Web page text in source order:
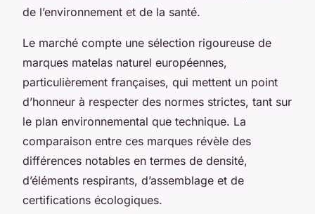
de l’environnement et de la santé.
Le marché compte une sélection rigoureuse de
marques matelas naturel européennes,
particulièrement françaises, qui mettent un point
d’honneur à respecter des normes strictes, tant sur
le plan environnemental que technique. La
comparaison entre ces marques révèle des
différences notables en termes de densité,
d’éléments respirants, d’assemblage et de
certifications écologiques.